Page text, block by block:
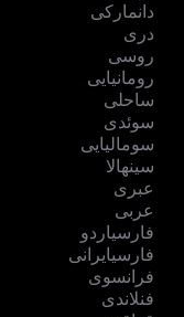
دانمارکی
دری
روسی
رومانیایی
ساحلی
سوئدی
سومالیایی
سینهالا
عبری
عربی
فارسیاردو
فارسیایرانی
فرانسوی
فنلاندی